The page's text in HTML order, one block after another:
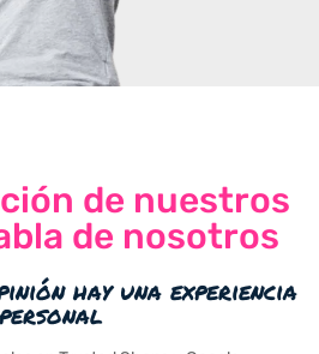
de nuestros
de nosotros
hay una experiencia
personal